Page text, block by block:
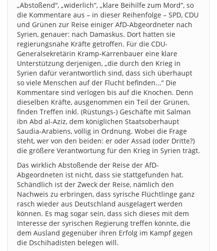
„Abstoßend“, „widerlich“, „klare Beihilfe zum Mord“, so
die Kommentare aus – in dieser Reihenfolge – SPD, CDU
und Grünen zur Reise einiger AfD-Abgeordneter nach
Syrien, genauer: nach Damaskus. Dort hatten sie
regierungsnahe Kräfte getroffen. Für die CDU-
Generalsekretärin Kramp-Karrenbauer eine klare
Unterstützung derjenigen, „die durch den Krieg in
Syrien dafür verantwortlich sind, dass sich überhaupt
so viele Menschen auf der Flucht befinden...“ Die
Kommentare sind verlogen bis auf die Knochen. Denn
dieselben Kräfte, ausgenommen ein Teil der Grünen,
finden Treffen inkl. (Rüstungs-) Geschäfte mit Salman
ibn Abd al-Aziz, dem königlichen Staatsoberhaupt
Saudia-Arabiens, völlig in Ordnung. Wobei die Frage
steht, wer von den beiden: er oder Assad (oder Dritte?)
die größere Verantwortung für den Krieg in Syrien trägt.
Das wirklich Abstoßende der Reise der AfD-
Abgeordneten ist nicht, dass sie stattgefunden hat.
Schändlich ist der Zweck der Reise, nämlich den
Nachweis zu erbringen, dass syrische Flüchtlinge ganz
rasch wieder aus Deutschland ausgelagert werden
können. Es mag sogar sein, dass sich dieses mit dem
Interesse der syrischen Regierung treffen könnte, die
dem Ausland gegenüber ihren Erfolg im Kampf gegen
die Dschihadisten belegen will.